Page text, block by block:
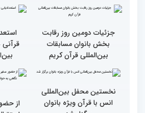
کسب موفقیت‌های متعدد
در زندگی یکی از تأثیرات
انس با قرآن است
انس
قرائت قرآن برای هر
مسلمان باید اولین اولویت
انس